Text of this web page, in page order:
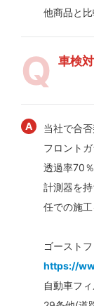
他商品と
車検
当社で合否
フロント
透過率70
計測器を
任での施工
ゴースト
https://
自動車フ